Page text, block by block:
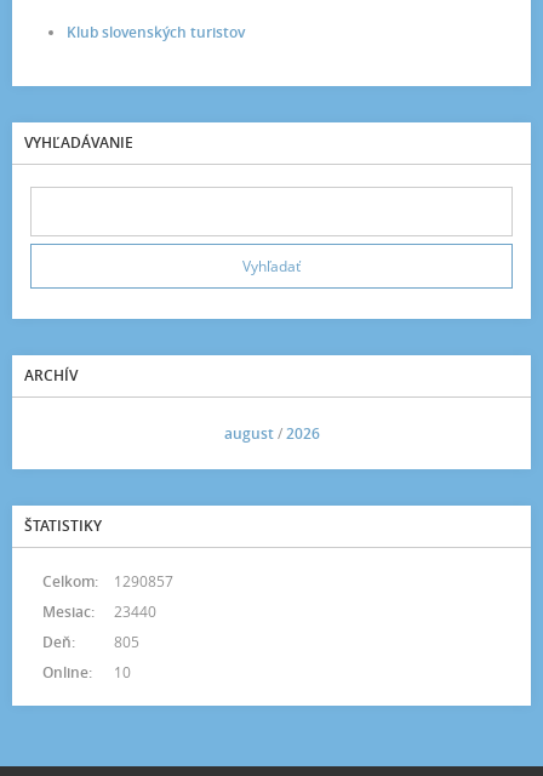
Klub slovenských turistov
VYHĽADÁVANIE
ARCHÍV
august/2026
ŠTATISTIKY
Online: 10
Celkom:
1290857
Mesiac:
23440
Deň:
805